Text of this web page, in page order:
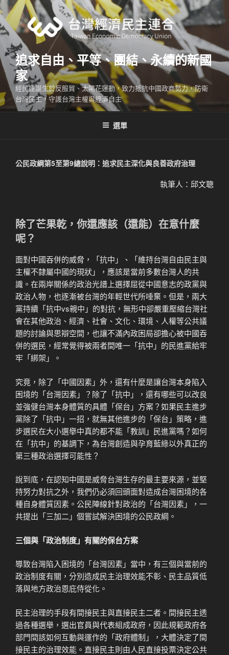
跳
至
主
內
容
追求自由、平等、團結、永續的新國
家
經民連誕生於反服貿、太陽花運動，致力抵抗中國政商勢力，防衛
台灣民主，守護台灣主權與經濟自主
選單
公民政綱第5至第9總說明：追求民主深化與良善政府治理
執筆人：邱文聰
除了芒果乾，你還應該（還能）在意什麼
呢？
面對中國吞併的威脅，「抗中」、「維持台灣自由民主與
主權不隸屬中國的現狀」，應該是當前多數台灣人的共
識。在兩岸關係的政治光譜上選擇屈從中國意志的政黨與
政治人物，也逐漸被台灣的年輕世代所唾棄。但是，兩大
黨持續「抗中vs親中」的對抗，無形中卻嚴重壓縮台灣社
會在其他政治、經濟、社會、文化、環境、人權等公共議
題的討論與思辯空間，也讓不滿內政困局卻擔心被中國吞
併的選民，經常覺得被兩者間唯一「抗中」的民進黨給牢
牢「綁架」。
究竟，除了「中國因素」外，還有什麼是讓台灣本身陷入
困境的「台灣因素」？除了「抗中」，還有哪些可以改良
並強健台灣本身體質的具體「保台」方案？如果民主進步
黨除了「抗中」一招，就無其他進步的「保台」策略，進
步選民在大小選舉中真的都不能「教訓」民進黨嗎？如何
在「抗中」的基調下，為台灣創造與孕育藍綠以外真正的
第三種政治選擇可能性？
說到底，在認知中國是威脅台灣生存的最主要來源，並堅
持努力對抗之外，我們仍必須回頭面對造成台灣困境的各
種自身體質因素。公民陣線針對政治的「台灣因素」，一
共提出「三加二」個嘗試解決困境的公民政綱。
三個與「政治制度」有關的保台方案
導致台灣陷入困境的「台灣因素」當中，有三個與當前的
政治制度有關，分別造成民主治理效能不彰、民主品質低
落與地方政治恩庇侍從化。
民主治理的手段有間接民主與直接民主二者。間接民主透
過各種選舉，選出官員與代表組成政府，因此規範政府各
部門間該如何互動與運作的「政府體制」，大體決定了間
接民主的治理效能。直接民主則由人民直接投票決定公共